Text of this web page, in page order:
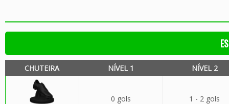
CHUTEIRA NÍVEL 1 NÍVEL 2
0 gols 1 - 2 gols